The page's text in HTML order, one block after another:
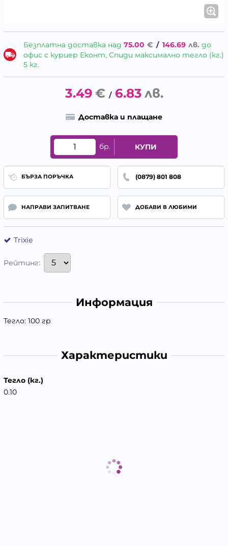
Безплатна доставка над 75.00 € / 146.69 лв. до
офис с куриер Еконт, Спиди максимално тегло (кг.)
5 кг.
3.49 € / 6.83 лв.
Доставка и плащане
бр. КУПИ
БЪРЗА ПОРЪЧКА (0879) 801 808
НАПРАВИ ЗАПИТВАНЕ ДОБАВИ В ЛЮБИМИ
Trixie
Рейтинг:
Информация
Тегло: 100 гр
Характеристики
Тегло (кг.)
0.10